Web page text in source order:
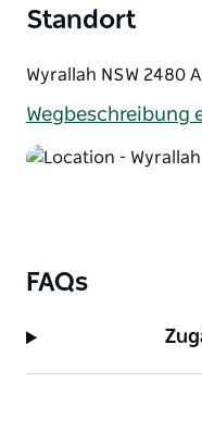
Geschäftsreise.
einem positiven
Standort
Wyrallah NSW 2480
Wegbeschreibung
FAQs